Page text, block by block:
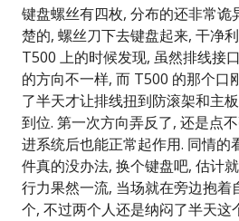
键盘螺丝有四枚, 分布的还非常诡
楚的, 螺丝刀下去键盘起来, 干净
T500 上的时候发现, 虽然排线接
的方向不一样, 而 T500 的那个口
了半天才让排线扭到防滚架和主
到位. 第一次方向弄反了, 还是点
进系统后也能正常起作用. 同情的
件真的没办法, 换个键盘吧, 估计
行力果然一流, 当场就在旁边抱着
个, 不过两个人还是纳闷了半天